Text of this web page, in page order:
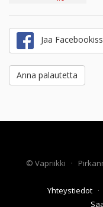
Jaa
Anna palautetta
© Vapriikki ·
Yhteystiedot ·